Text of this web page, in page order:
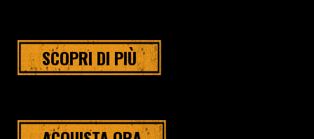
SCOPRI DI PIÙ